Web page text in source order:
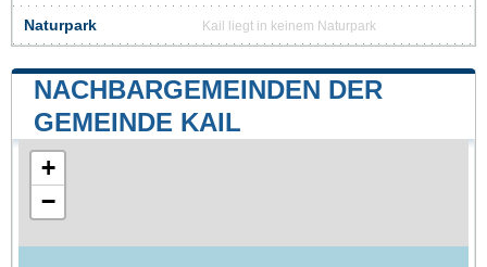
Naturpark Kail liegt in keinem Naturpark
NACHBARGEMEINDEN DER
GEMEINDE KAIL
+
−